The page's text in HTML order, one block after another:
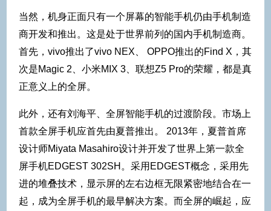
当然，机身正面只有一个屏幕的智能手机仍由手机制造
商开发和推出。这是处于世界前列的国内手机制造商。
首先，vivo推出了vivo NEX、 OPPO推出的Find X，其
次是Magic 2、小米MIX 3、联想Z5 Pro的荣耀，都是真
正意义上的全屏。
此外，还有刘海平、全屏智能手机的过渡阶段。市场上
首款全屏手机应首先由夏普推出。 2013年，夏普首席
设计师Miyata Masahiro设计并开发了世界上第一款全
屏手机EDGEST 302SH。采用EDGEST概念，采用先
进的堆叠技术，显示屏的左右边框无限紧密地结合在一
起，成为全屏手机的最早解决方案。而全屏的崛起，应